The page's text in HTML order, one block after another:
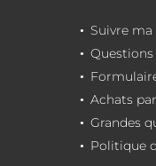
Suivre
Achats
Grandes
Politique